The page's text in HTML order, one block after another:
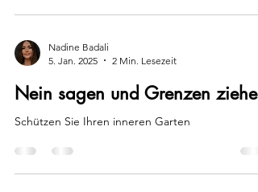
Nadine Badali
5. Jan. 2025
2 Min. Lesezeit
Nein sagen und Grenzen ziehen
Schützen Sie Ihren inneren Garten